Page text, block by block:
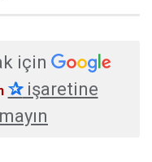
için
✰işaretine